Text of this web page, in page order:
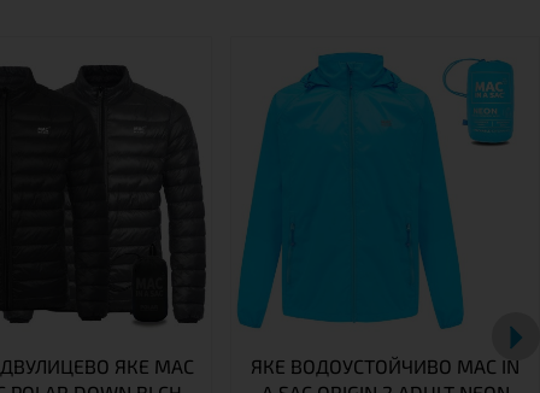
ЯКЕ MAC
ЯКЕ ВОДОУСТОЙЧИВО MAC IN